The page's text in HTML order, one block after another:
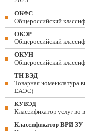
ОКФС
Общероссийский
ОКЭР
Общероссийский
ОКУН
Общероссийский
ТН ВЭД
Товарная номенклатура
ЕАЭС)
КУВЭД
Классификатор услуг во
Классификатор ВРИ ЗУ